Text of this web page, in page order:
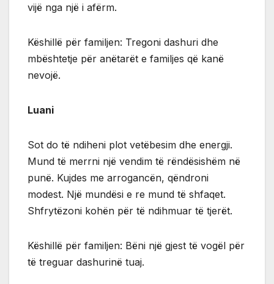
vijë nga një i afërm.
Këshillë për familjen: Tregoni dashuri dhe
mbështetje për anëtarët e familjes që kanë
nevojë.
Luani
Sot do të ndiheni plot vetëbesim dhe energji.
Mund të merrni një vendim të rëndësishëm në
punë. Kujdes me arrogancën, qëndroni
modest. Një mundësi e re mund të shfaqet.
Shfrytëzoni kohën për të ndihmuar të tjerët.
Këshillë për familjen: Bëni një gjest të vogël për
të treguar dashurinë tuaj.